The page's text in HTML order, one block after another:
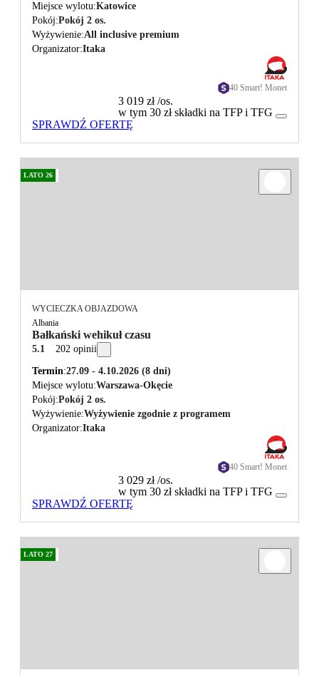
Miejsce wylotu Katowice
Pokój Pokój 2 os.
Wyżywienie All inclusive premium
Organizator Itaka
40 Smart! Monet
3 019 zł/os.
w tym 30 zł składki na TFP i TFG
SPRAWDŹ OFERTĘ
LATO 26
WYCIECZKA OBJAZDOWA
Albania
Bałkański wehikuł czasu
5.1 202 opinii
Termin 27.09 - 4.10.2026 (8 dni)
Miejsce wylotu Warszawa-Okęcie
Pokój Pokój 2 os.
Wyżywienie Wyżywienie zgodnie z programem
Organizator Itaka
40 Smart! Monet
3 029 zł/os.
w tym 30 zł składki na TFP i TFG
SPRAWDŹ OFERTĘ
LATO 27